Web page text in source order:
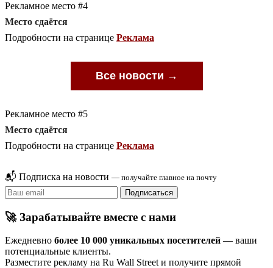
Рекламное место #4
Место сдаётся
Подробности на странице Реклама
Все новости →
Рекламное место #5
Место сдаётся
Подробности на странице Реклама
📬 Подписка на новости — получайте главное на почту
Подписаться
🚀 Зарабатывайте вместе с нами
Ежедневно более 10 000 уникальных посетителей — ваши
потенциальные клиенты.
Разместите рекламу на Ru Wall Street и получите прямой